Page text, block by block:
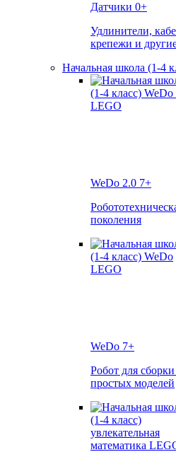
Датчики 0+
Удлинители,
крепежи и
Начальная школа (1-4
WeDo 2.0 7+
поколения
WeDo 7+
Робот для
простых моделей